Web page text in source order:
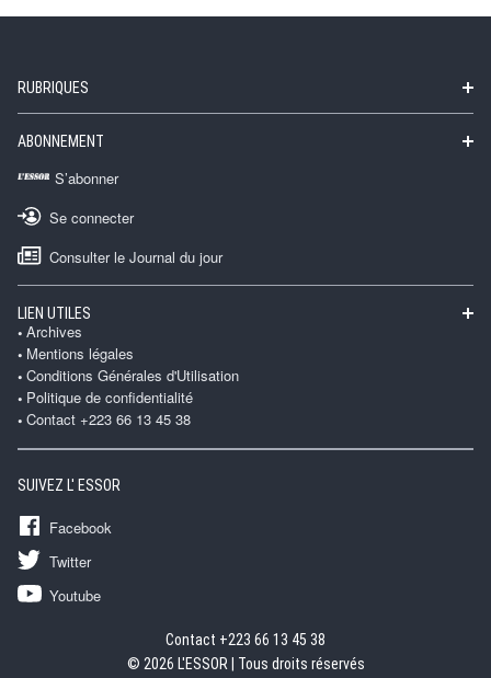
RUBRIQUES
ABONNEMENT
S’abonner
Se connecter
Consulter le Journal du jour
LIEN UTILES
Archives
Mentions légales
Conditions Générales d'Utilisation
Politique de confidentialité
Contact +223 66 13 45 38
SUIVEZ L' ESSOR
Facebook
Twitter
Youtube
Contact +223 66 13 45 38
© 2026 L'ESSOR | Tous droits réservés